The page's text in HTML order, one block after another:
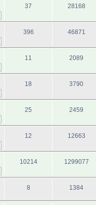
37 28168
396 46871
11 2089
18 3790
25 2459
12 12663
10214 1299077
8 1384